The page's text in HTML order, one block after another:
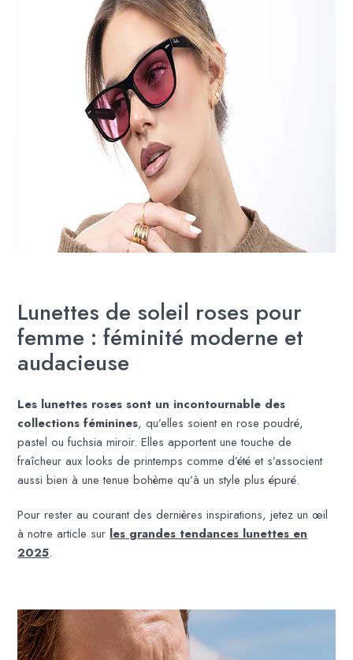
Lunettes de soleil roses pour
femme : féminité moderne et
audacieuse
Les lunettes roses sont un incontournable des
collections féminines, qu’elles soient en rose poudré,
pastel ou fuchsia miroir. Elles apportent une touche de
fraîcheur aux looks de printemps comme d’été et s’associent
aussi bien à une tenue bohème qu’à un style plus épuré.
Pour rester au courant des dernières inspirations, jetez un œil
à notre article sur les grandes tendances lunettes en
2025.